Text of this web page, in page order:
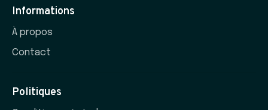
Informations
À propos
Contact
Politiques